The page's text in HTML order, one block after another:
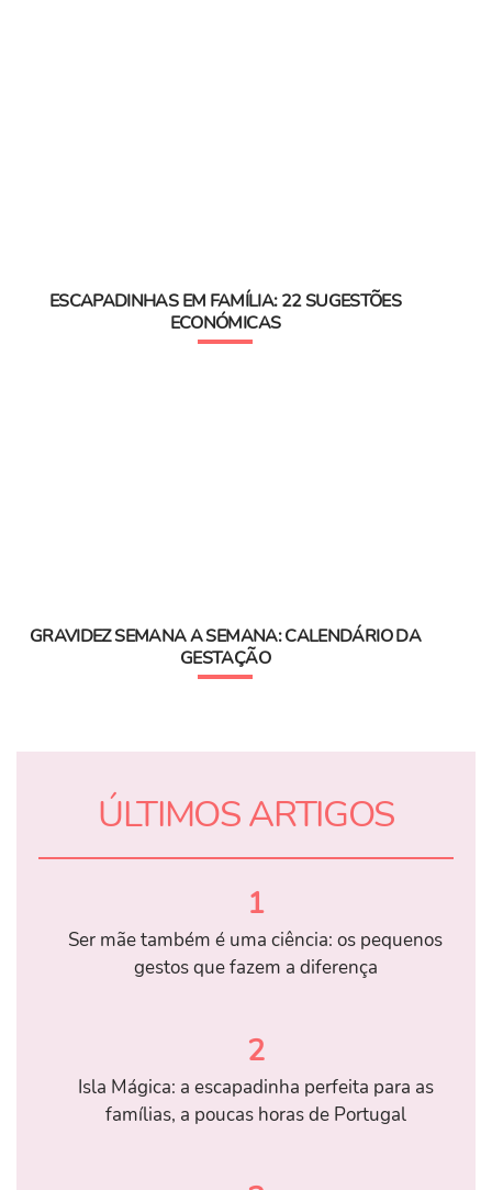
ESCAPADINHAS EM FAMÍLIA: 22 SUGESTÕES
ECONÓMICAS
GRAVIDEZ SEMANA A SEMANA: CALENDÁRIO DA
GESTAÇÃO
ÚLTIMOS ARTIGOS
1
Ser mãe também é uma ciência: os pequenos
gestos que fazem a diferença
2
Isla Mágica: a escapadinha perfeita para as
famílias, a poucas horas de Portugal